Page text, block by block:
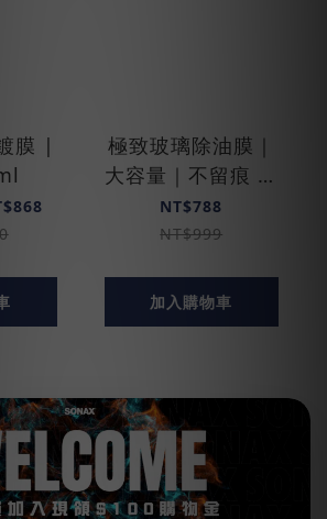
膜 |
極致玻璃除油膜｜
大容量｜不留痕 ｜
邁阿密特仕版
NT$788
NT$999
加入購物車